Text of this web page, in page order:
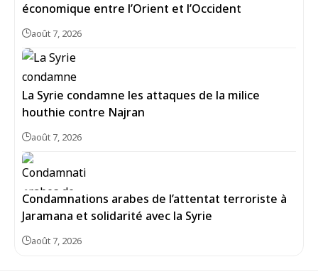
économique entre l’Orient et l’Occident
août 7, 2026
La Syrie condamne les attaques de la milice
houthie contre Najran
août 7, 2026
Condamnations arabes de l’attentat terroriste à
Jaramana et solidarité avec la Syrie
août 7, 2026